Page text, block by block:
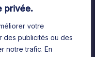
privée.
votre
des publicités ou des
notre trafic. En